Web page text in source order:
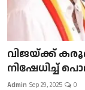
വിജയ്ക്ക്
നിഷേധിച്ച്
Admin Sep 29, 2025 0